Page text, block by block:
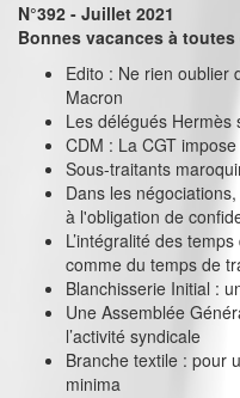
N°392 - Juillet 2021
Bonnes vacances à
Edito : Ne rien oublier
Macron
Les délégués Hermès
CDM : La CGT
Sous-traitants
Dans les
à l'obligation de
L’intégralité des
comme du temps de
Blanchisserie Initial :
Une Assemblée
l’activité syndicale
Branche textile : pour
minima